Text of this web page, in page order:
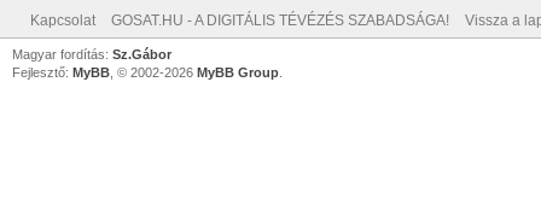
Kapcsolat GOSAT.HU - A DIGITÁLIS TÉVÉZÉS SZABADSÁGA! Vissza a
Magyar fordítás: Sz.Gábor
Fejlesztő: MyBB , © 2002-2026 MyBB Group